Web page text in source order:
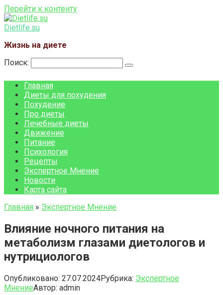
Перейти к контенту
Dietlife.su
Жизнь на диете
Поиск:
Главная
Диеты для похудения
Похудение
Про диеты
Лечебные диеты
Движение
Питание
Психология
Рецепты
Экспертное Мнение
Новости
Карта сайта
Главная » Экспертное Мнение
Влияние ночного питания на
метаболизм глазами диетологов и
нутрициологов
Опубликовано: 27.07.2024Рубрика: Экспертное
МнениеАвтор: admin